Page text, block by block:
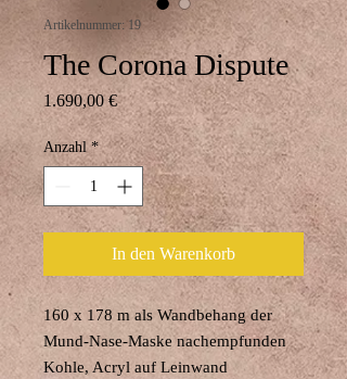
Artikelnummer: 19
The Corona Dispute
1.690,00 €Preis
Anzahl *
In den Warenkorb
160 x 178 m als Wandbehang der
Mund-Nase-Maske nachempfunden
Kohle, Acryl auf Leinwand